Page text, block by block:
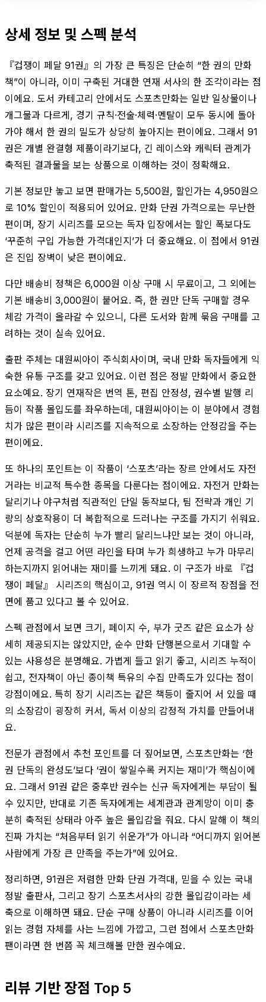
상세 정보 및 스펙 분석
『겁쟁이 페달 91권』의 가장 큰 특징은 단순히 “한 권의 만화
책”이 아니라, 이미 구축된 거대한 연재 서사의 한 조각이라는 점
이에요. 도서 카테고리 안에서도 스포츠만화는 일반 일상물이나
개그물과 다르게, 경기 규칙·전술·체력·멘탈이 모두 동시에 돌아
가야 해서 한 권의 밀도가 상당히 높아지는 편이에요. 그래서 91
권은 개별 완결형 제품이라기보다, 긴 레이스와 캐릭터 관계가
축적된 결과물을 보는 상품으로 이해하는 것이 정확해요.
기본 정보만 놓고 보면 판매가는 5,500원, 할인가는 4,950원으
로 10% 할인이 적용되어 있어요. 만화 단권 가격으로는 무난한
편이며, 장기 시리즈를 모으는 독자 입장에서는 할인 폭보다도
‘꾸준히 구입 가능한 가격대인지’가 더 중요해요. 이 점에서 91권
은 진입 장벽이 낮은 편이에요.
다만 배송비 정책은 6,000원 이상 구매 시 무료이고, 그 외에는
기본 배송비 3,000원이 붙어요. 즉, 한 권만 단독 구매할 경우
체감 가격이 올라갈 수 있으니, 다른 도서와 함께 묶음 구매를 고
려하는 것이 실속 있어요.
출판 주체는 대원씨아이 주식회사이며, 국내 만화 독자들에게 익
숙한 유통 구조를 갖고 있어요. 이런 점은 정발 만화에서 중요한
요소예요. 장기 연재작은 번역 톤, 편집 안정성, 권수별 발행 리
듬이 작품 몰입도를 좌우하는데, 대원씨아이는 이 분야에서 경험
치가 많은 편이라 시리즈를 지속적으로 소장하는 안정감을 주는
편이에요.
또 하나의 포인트는 이 작품이 ‘스포츠’라는 장르 안에서도 자전
거라는 비교적 특수한 종목을 다룬다는 점이에요. 자전거 만화는
달리기나 야구처럼 직관적인 단일 동작보다, 팀 전략과 개인 기
량의 상호작용이 더 복합적으로 드러나는 구조를 가지기 쉬워요.
덕분에 독자는 단순히 누가 빨리 달리느냐만 보는 것이 아니라,
언제 공격을 걸고 어떤 라인을 타며 누가 희생하고 누가 마무리
하는지까지 읽어내는 재미를 느끼게 돼요. 이 구조가 바로 『겁
쟁이 페달』 시리즈의 핵심이고, 91권 역시 이 장르적 장점을 전
면에 품고 있다고 볼 수 있어요.
스펙 관점에서 보면 크기, 페이지 수, 부가 굿즈 같은 요소가 상
세히 제공되지는 않았지만, 순수 만화 단행본으로서 기대할 수
있는 사용성은 분명해요. 가볍게 들고 읽기 좋고, 시리즈 누적이
쉽고, 전자책이 아닌 종이책 특유의 수집 만족도가 있다는 점이
강점이에요. 특히 장기 시리즈는 같은 책등이 줄지어 서 있을 때
의 소장감이 굉장히 커서, 독서 이상의 감정적 가치를 만들어내
요.
전문가 관점에서 추천 포인트를 더 짚어보면, 스포츠만화는 ‘한
권 단독의 완성도’보다 ‘권이 쌓일수록 커지는 재미’가 핵심이에
요. 그래서 91권 같은 중후반 권수는 신규 독자에게는 부담이 될
수 있지만, 반대로 기존 독자에게는 세계관과 관계망이 이미 충
분히 축적된 상태라 아주 높은 몰입감을 줘요. 다시 말해 이 책의
진짜 가치는 “처음부터 읽기 쉬운가”가 아니라 “어디까지 읽어본
사람에게 가장 큰 만족을 주는가”에 있어요.
정리하면, 91권은 저렴한 만화 단권 가격대, 믿을 수 있는 국내
정발 출판사, 그리고 장기 스포츠서사의 강한 몰입감이라는 세
축으로 이해하면 돼요. 단순 구매 상품이 아니라 시리즈를 이어
읽는 경험 자체를 사는 느낌에 가깝고, 그런 점에서 스포츠만화
팬이라면 한 번쯤 꼭 체크해볼 만한 권수예요.
리뷰 기반 장점 Top 5